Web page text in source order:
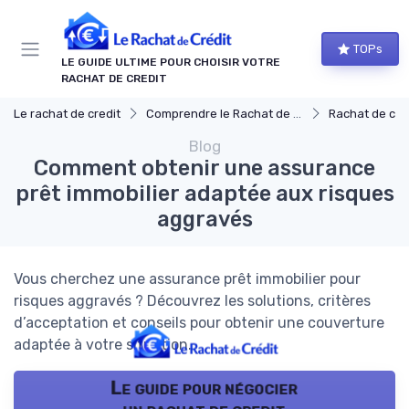
LE GUIDE ULTIME POUR CHOISIR VOTRE
RACHAT DE CREDIT
TOPs
Le rachat de credit Comprendre le Rachat de Crédit Rachat de
Blog
Comment obtenir une assurance
prêt immobilier adaptée aux risques
aggravés
Vous cherchez une assurance prêt immobilier pour
risques aggravés ? Découvrez les solutions, critères
d’acceptation et conseils pour obtenir une couverture
adaptée à votre situation.
Le guide pour négocier
Panneau de gestion des cookies